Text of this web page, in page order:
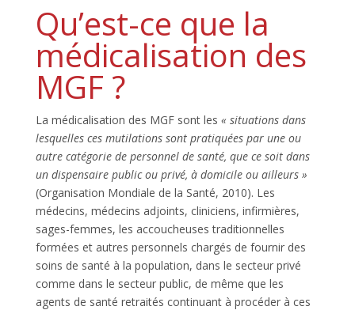
Qu’est-ce que la
médicalisation des
MGF ?
La médicalisation des MGF sont les « situations dans
lesquelles ces mutilations sont pratiquées par une ou
autre catégorie de personnel de santé, que ce soit dans
un dispensaire public ou privé, à domicile ou ailleurs »
(Organisation Mondiale de la Santé, 2010). Les
médecins, médecins adjoints, cliniciens, infirmières,
sages-femmes, les accoucheuses traditionnelles
formées et autres personnels chargés de fournir des
soins de santé à la population, dans le secteur privé
comme dans le secteur public, de même que les
agents de santé retraités continuant à procéder à ces